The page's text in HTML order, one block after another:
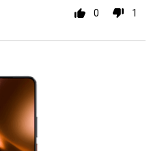
0 1